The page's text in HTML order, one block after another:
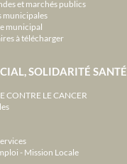
et marchés publics
municipales
municipal
à télécharger
SOLIDARITÉ SANTÉ
CONTRE LE CANCER
- Mission Locale